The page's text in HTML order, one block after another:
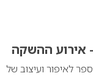
– אירוע ההשקה
בבית הספר לאיפור ועיצוב של